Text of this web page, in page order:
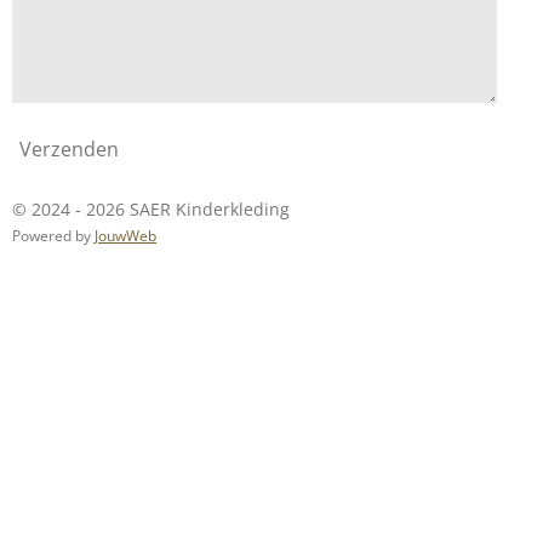
Verzenden
© 2024 - 2026 SAER Kinderkleding
Powered by JouwWeb